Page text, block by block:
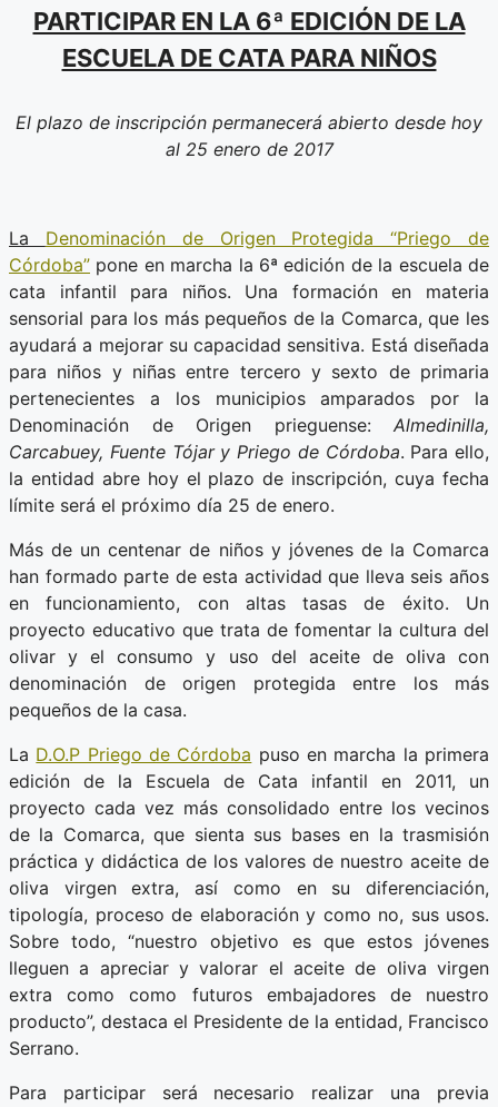
PARTICIPAR EN LA 6ª EDICIÓN DE LA
ESCUELA DE CATA PARA NIÑOS
El plazo de inscripción permanecerá abierto desde hoy
al 25 enero de 2017
La Denominación de Origen Protegida “Priego de
Córdoba” pone en marcha la 6ª edición de la escuela de
cata infantil para niños. Una formación en materia
sensorial para los más pequeños de la Comarca, que les
ayudará a mejorar su capacidad sensitiva. Está diseñada
para niños y niñas entre tercero y sexto de primaria
pertenecientes a los municipios amparados por la
Denominación de Origen prieguense: Almedinilla,
Carcabuey, Fuente Tójar y Priego de Córdoba. Para ello,
la entidad abre hoy el plazo de inscripción, cuya fecha
límite será el próximo día 25 de enero.
Más de un centenar de niños y jóvenes de la Comarca
han formado parte de esta actividad que lleva seis años
en funcionamiento, con altas tasas de éxito. Un
proyecto educativo que trata de fomentar la cultura del
olivar y el consumo y uso del aceite de oliva con
denominación de origen protegida entre los más
pequeños de la casa.
La D.O.P Priego de Córdoba puso en marcha la primera
edición de la Escuela de Cata infantil en 2011, un
proyecto cada vez más consolidado entre los vecinos
de la Comarca, que sienta sus bases en la trasmisión
práctica y didáctica de los valores de nuestro aceite de
oliva virgen extra, así como en su diferenciación,
tipología, proceso de elaboración y como no, sus usos.
Sobre todo, “nuestro objetivo es que estos jóvenes
lleguen a apreciar y valorar el aceite de oliva virgen
extra como como futuros embajadores de nuestro
producto”, destaca el Presidente de la entidad, Francisco
Serrano.
Para participar será necesario realizar una previa